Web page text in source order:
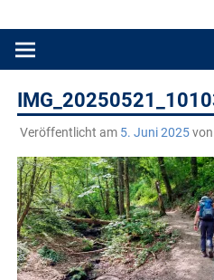
Produkttests und
Veröffentlicht am 5. Juni 2025von